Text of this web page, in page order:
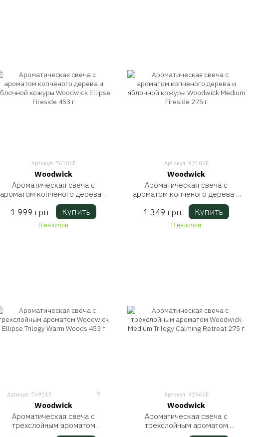
Артикул: 76106E
Woodwick
Ароматическая свеча с
ароматом копченого дерева и
яблочной кожуры Woodwick
Ellipse Fireside 453 г
1 999 грн Купить
В наличии
Артикул: 92106E
Woodwick
Ароматическая свеча с
ароматом копченого дерева и
яблочной кожуры Woodwick
Medium Fireside 275 г
1 349 грн Купить
В наличии
Артикул: 76911E 9
Woodwick
Ароматическая свеча с
трехслойным ароматом
Woodwick Ellipse Trilogy Warm
Артикул: 92965E
Woodwick
Ароматическая свеча с
трехслойным ароматом
Woodwick Medium Trilogy Calming